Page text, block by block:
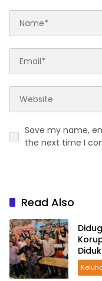
Save my name,
the next time I
Read Also